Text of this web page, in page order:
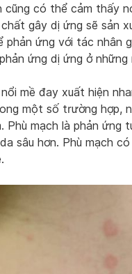
cũng có thể cảm thấy
gây dị ứng sẽ sản
phản ứng với tác nhân
ứng dị ứng ở những
mề đay xuất hiện
một số trường hợp,
Phù mạch là phản
sâu hơn. Phù mạch